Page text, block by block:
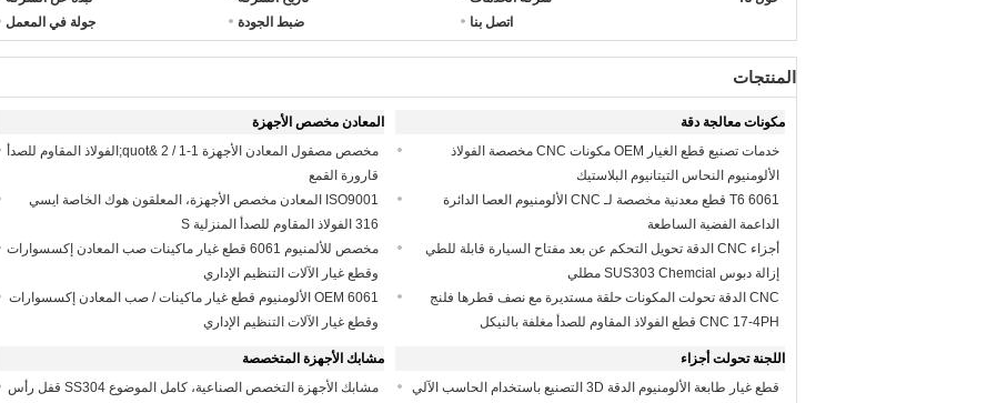
جولة في المعمل
ضبط الجودة اتصل بنا
المنتجات
المعادن مخصص الأجهزة
مخصص مصقول المعادن الأجهزة 1-1 / 2 &quot;الفولاذ المقاوم للصدأ
قارورة القمع
ISO9001 المعادن مخصص الأجهزة، المعلقون هوك الخاصة ايسي
316 الفولاذ المقاوم للصدأ المنزلية S
مخصص للألمنيوم 6061 قطع غيار ماكينات صب المعادن إكسسوارات
وقطع غيار الآلات التنظيم الإداري
OEM 6061 الألومنيوم قطع غيار ماكينات / صب المعادن إكسسوارات
وقطع غيار الآلات التنظيم الإداري
مكونات معالجة دقة
خدمات تصنيع قطع الغيار OEM مكونات CNC مخصصة الفولاذ
الألومنيوم النحاس التيتانيوم البلاستيك
6061 T6 قطع معدنية مخصصة لـ CNC الألومنيوم العصا الدائرة
الداعمة الفضية الساطعة
أجزاء CNC الدقة تحويل التحكم عن بعد مفتاح السيارة قابلة للطي
إزالة دبوس SUS303 Chemcial مطلي
CNC الدقة تحولت المكونات حلقة مستديرة مع نصف قطرها فلنج
CNC 17-4PH قطع الفولاذ المقاوم للصدأ مغلفة بالنيكل
مشابك الأجهزة المتخصصة
مشابك الأجهزة التخصص الصناعية، كامل الموضوع SS304 قفل رأس
اللجنة تحولت أجزاء
قطع غيار طابعة الألومنيوم الدقة 3D التصنيع باستخدام الحاسب الآلي